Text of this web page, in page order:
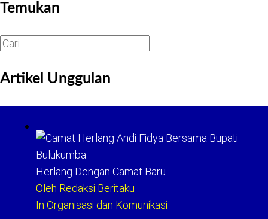
Temukan
Cari
Artikel Unggulan
Herlang Dengan Camat Baru…
Oleh Redaksi Beritaku
In Organisasi dan Komunikasi